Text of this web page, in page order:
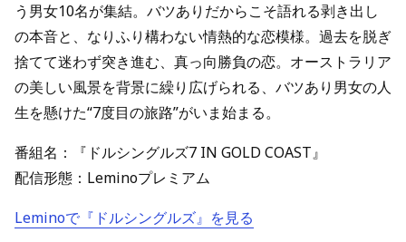
う男女10名が集結。バツありだからこそ語れる剥き出し
の本音と、なりふり構わない情熱的な恋模様。過去を脱ぎ
捨てて迷わず突き進む、真っ向勝負の恋。オーストラリア
の美しい風景を背景に繰り広げられる、バツあり男女の人
生を懸けた“7度目の旅路”がいま始まる。
番組名：『ドルシングルズ7 IN GOLD COAST』
配信形態：Leminoプレミアム
Leminoで『ドルシングルズ』を見る